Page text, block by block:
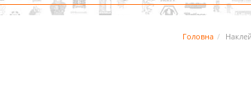
Головна